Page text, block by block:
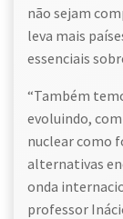
não sejam
leva mais
essenciais
“Também
evoluindo,
nuclear como
alternativas
onda
professor